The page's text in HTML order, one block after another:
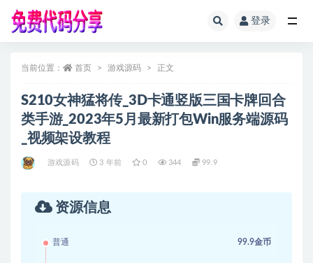
登录
当前位置： 首页 游戏源码 正文
S210女神猛将传_3D卡通竖版三国卡牌回合
类手游_2023年5月最新打包Win服务端源码
_视频架设教程
游戏源码 3 年前 0 344 99.9
资源信息
普通 99.9金币